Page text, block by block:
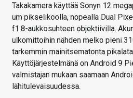
Takakamera käyttää Sonyn 12
um pikselikoolla, nopealla Dual
f1.8-aukkosuhteen objektiivilla.
ulkomittoihin nähden melko pieni
tarkemmin mainitsematonta
Käyttöjärjestelmänä on Android 9
valmistajan mukaan saamaan
lähitulevaisuudessa.